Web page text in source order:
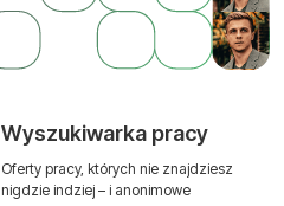
Wyszukiwarka pracy
Oferty pracy, których nie znajdziesz
nigdzie indziej – i anonimowe